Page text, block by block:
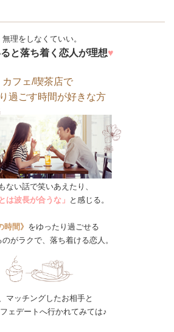
理をしなくていい。
と落ち着く恋人が理想♥
カフェ/喫茶店で
過ごす時間が好きな方
ない話で笑いあえたり、
は波長が合うな」 と感じる。
時間》 をゆったり過ごせる
がラクで、落ち着ける恋人。
マッチングしたお相手と
ェデートへ行かれてみては♪